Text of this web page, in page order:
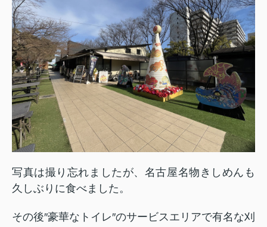
写真は撮り忘れましたが、名古屋名物きしめんも
久しぶりに食べました。
その後″豪華なトイレ″のサービスエリアで有名な刈